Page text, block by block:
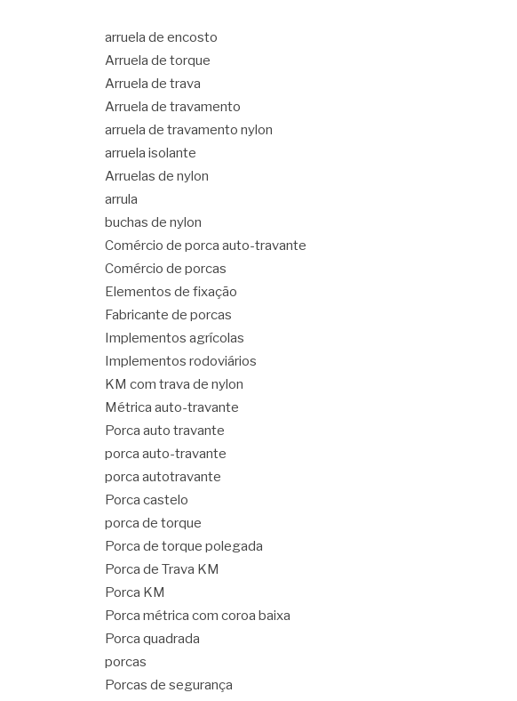
arruela de encosto
Arruela de torque
Arruela de trava
Arruela de travamento
arruela de travamento nylon
arruela isolante
Arruelas de nylon
arrula
buchas de nylon
Comércio de porca auto-travante
Comércio de porcas
Elementos de fixação
Fabricante de porcas
Implementos agrícolas
Implementos rodoviários
KM com trava de nylon
Métrica auto-travante
Porca auto travante
porca auto-travante
porca autotravante
Porca castelo
porca de torque
Porca de torque polegada
Porca de Trava KM
Porca KM
Porca métrica com coroa baixa
Porca quadrada
porcas
Porcas de segurança